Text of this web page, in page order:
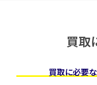
買取
買取に必要